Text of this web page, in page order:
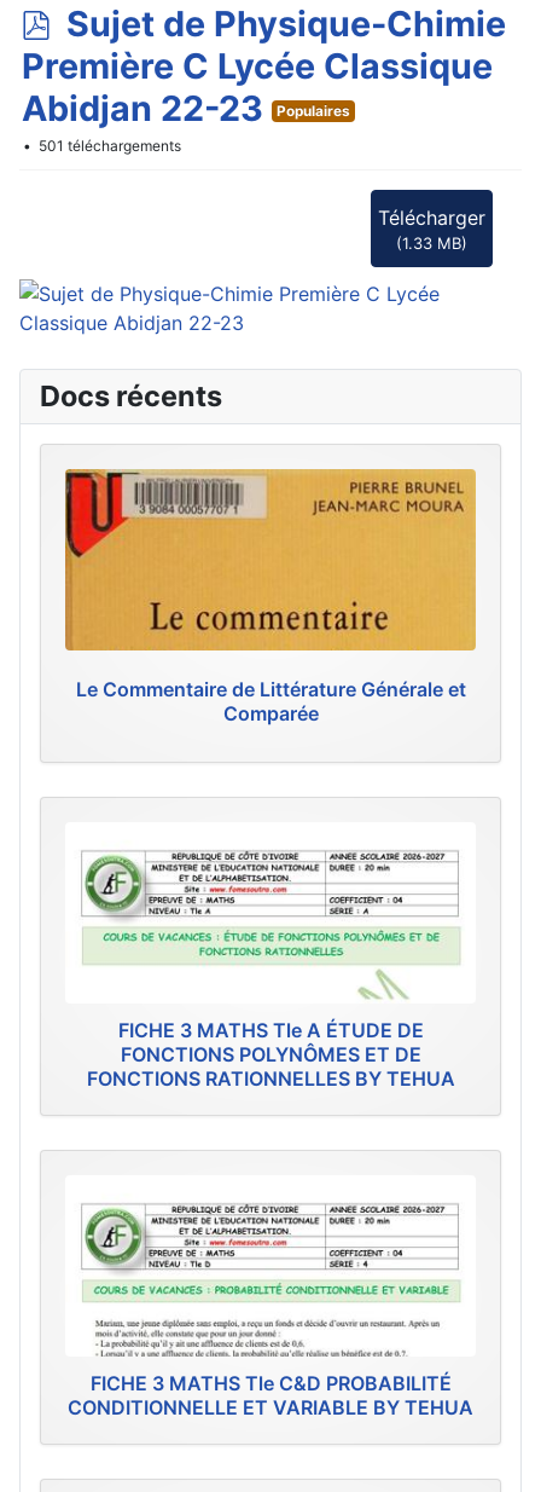
p
d
f
Sujet de Physique-Chimie
Première C Lycée Classique
Abidjan 22-23
Populaires
501 téléchargements
Télécharger
(1.33 MB)
Docs récents
Le Commentaire de Littérature Générale et
Comparée
FICHE 3 MATHS Tle A ÉTUDE DE
FONCTIONS POLYNÔMES ET DE
FONCTIONS RATIONNELLES BY TEHUA
FICHE 3 MATHS Tle C&D PROBABILITÉ
CONDITIONNELLE ET VARIABLE BY TEHUA